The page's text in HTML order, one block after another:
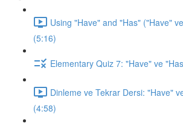
Using "Have" and "Has" ("Have" ve
(5:16)
Elementary Quiz 7: "Have" ve
Dinleme ve Tekrar Dersi: "Have"
(4:58)